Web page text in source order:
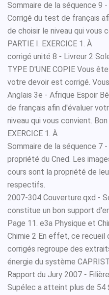
Sommaire de la séquence 9
Corrigé du test de français
de choisir le niveau qui vous
PARTIE I. EXERCICE 1. À
corrigé unité 8 - Livreur 2
TYPE D'UNE COPIE Vous
votre devoir est corrigé. Vous
Anglais 3e - Afrique Espoir
de français afin d'évaluer
niveau qui vous convient.
EXERCICE 1. À
Sommaire de la séquence 7
propriété du Cned. Les
cours sont la propriété de
respectifs.
2007-304 Couverture.qxd -
constitue un bon support
Page 11. e3a Physique et
Chimie 2 En effet, ce
corrigés regroupe des
énergie du système
Rapport du Jury 2007 -
Supélec a atteint plus de 54